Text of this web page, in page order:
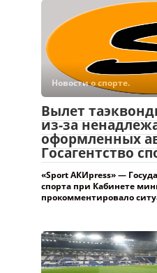
Новости о спорте.
Вылет
из-за
оформленных
Госагентство
«Sport АКИpress» —
спорта при Кабинете
прокомментировало